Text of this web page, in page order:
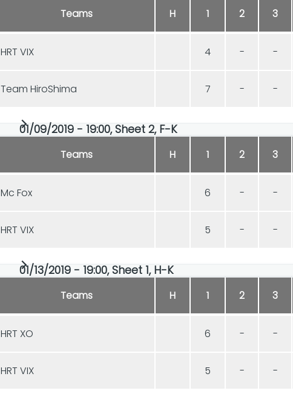
Teams H 1 2 3
HRT VIX 4 - -
Team HiroShima 7 - -
01/09/2019 - 19:00, Sheet 2, F-K
Teams H 1 2 3
Mc Fox 6 - -
HRT VIX 5 - -
01/13/2019 - 19:00, Sheet 1, H-K
Teams H 1 2 3
HRT XO 6 - -
HRT VIX 5 - -